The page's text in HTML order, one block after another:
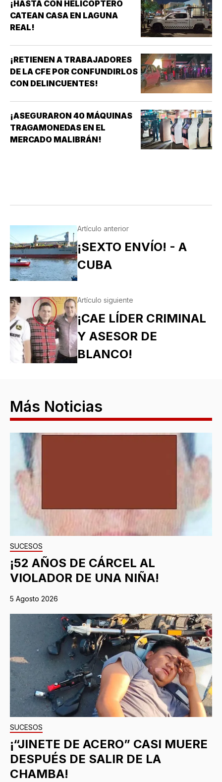
¡HASTA CON HELICÓPTERO
CATEAN CASA EN LAGUNA
REAL!
¡RETIENEN A TRABAJADORES
DE LA CFE POR CONFUNDIRLOS
CON DELINCUENTES!
¡ASEGURARON 40 MÁQUINAS
TRAGAMONEDAS EN EL
MERCADO MALIBRÁN!
Artículo anterior
¡SEXTO ENVÍO! - A
CUBA
Artículo siguiente
¡CAE LÍDER CRIMINAL
Y ASESOR DE
BLANCO!
Más Noticias
SUCESOS
¡52 AÑOS DE CÁRCEL AL
VIOLADOR DE UNA NIÑA!
5 Agosto 2026
SUCESOS
¡“JINETE DE ACERO” CASI MUERE
DESPUÉS DE SALIR DE LA
CHAMBA!